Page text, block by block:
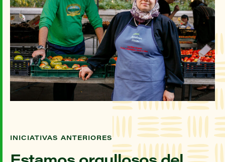
INICIATIVAS ANTERIORES